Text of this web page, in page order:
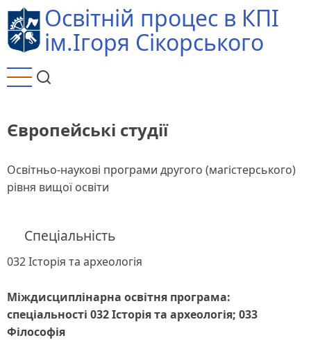
Перейти
до
основного
Освітній процес в КПІ
ім.Ігоря Сікорського
Європейські студії
Освітньо-наукові програми другого (магістерського)
рівня вищої освіти
Спеціальність
032 Історія та археологія
Міждисциплінарна освітня програма:
спеціальності 032 Історія та археологія; 033
Філософія